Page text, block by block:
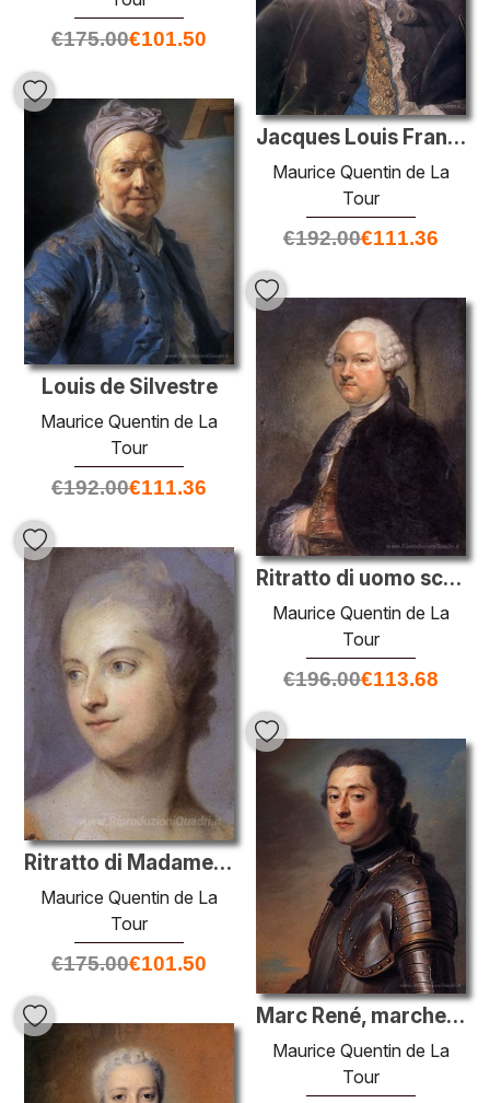
€175.00€101.50
Jacques Louis Francois Roussel, marchese de Courcy
Maurice Quentin de La
Tour
€192.00€111.36
Louis de Silvestre
Maurice Quentin de La
Tour
€192.00€111.36
Ritratto di uomo sconosciuto
Maurice Quentin de La
Tour
€196.00€113.68
Ritratto di Madame de Pompadour
Maurice Quentin de La
Tour
€175.00€101.50
Marc René, marchese de Voyer d'Argenson
Maurice Quentin de La
Tour